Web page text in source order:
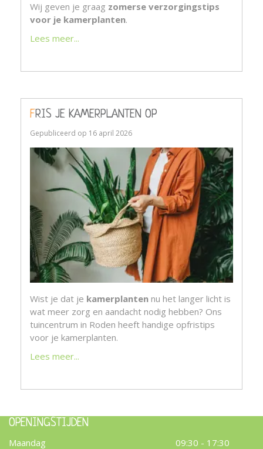
Wij geven je graag zomerse verzorgingstips
voor je kamerplanten.
Lees meer...
FRIS JE KAMERPLANTEN OP
Gepubliceerd op 16 april 2026
Wist je dat je kamerplanten nu het langer licht is
wat meer zorg en aandacht nodig hebben? Ons
tuincentrum in Roden heeft handige opfristips
voor je kamerplanten.
Lees meer...
OPENINGSTIJDEN
Maandag
09:30 - 17:30